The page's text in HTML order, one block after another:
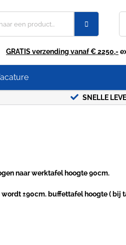
GRATIS verzending vanaf € 2250,-
SNELLE
naar werktafel hoogte 90cm.
wordt ±90cm. buffettafel hoogte ( bij